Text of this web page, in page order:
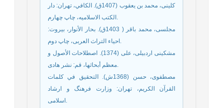
کلینی، محمد بن یعقوب (1407ق). الكافي، تهران: دار
الکتب الاسلامیه‏، چاپ چهارم.
مجلسی، محمد باقر ( 1403ق). بحار الأنوار، بیروت:
احیاء التراث العربی‏، چاپ دوم.
مشكينى اردبيلى، على (1374). اصطلاحات الأصول و
معظم أبحاثها، قم: نشر هادی.
مصطفوی، حسن (1368ش). التحقيق في كلمات
القرآن الكريم، تهران: وزارت فرهنگ و ارشاد
اسلامی.